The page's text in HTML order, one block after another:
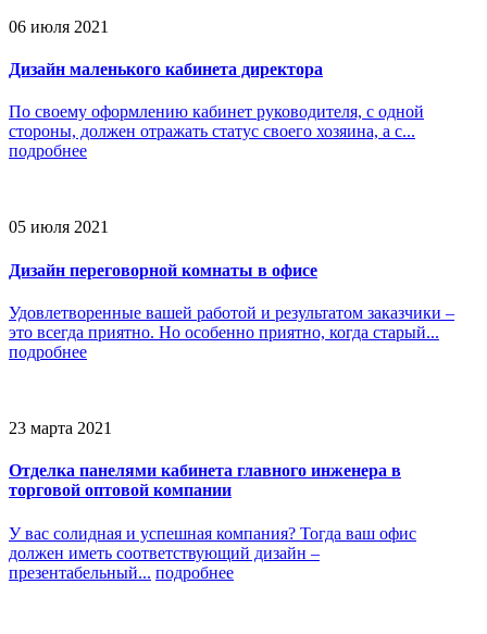
06 июля 2021
Дизайн маленького кабинета директора
По своему оформлению кабинет руководителя, с одной
стороны, должен отражать статус своего хозяина, а с...
подробнее
05 июля 2021
Дизайн переговорной комнаты в офисе
Удовлетворенные вашей работой и результатом заказчики –
это всегда приятно. Но особенно приятно, когда старый...
подробнее
23 марта 2021
Отделка панелями кабинета главного инженера в
торговой оптовой компании
У вас солидная и успешная компания? Тогда ваш офис
должен иметь соответствующий дизайн –
презентабельный... подробнее